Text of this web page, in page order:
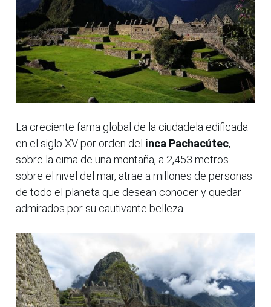
La creciente fama global de la ciudadela edificada
en el siglo XV por orden del inca Pachacútec,
sobre la cima de una montaña, a 2,453 metros
sobre el nivel del mar, atrae a millones de personas
de todo el planeta que desean conocer y quedar
admirados por su cautivante belleza.